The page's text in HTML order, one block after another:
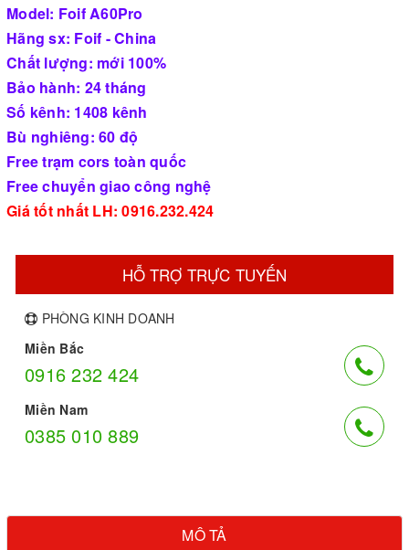
Model: Foif A60Pro
Hãng sx: Foif - China
Chất lượng: mới 100%
Bảo hành: 24 tháng
Số kênh: 1408 kênh
Bù nghiêng: 60 độ
Free trạm cors toàn quốc
Free chuyển giao công nghệ
Giá tốt nhất LH: 0916.232.424
HỖ TRỢ TRỰC TUYẾN
PHÒNG KINH DOANH
Miền Bắc
0916 232 424
Miền Nam
0385 010 889
MÔ TẢ